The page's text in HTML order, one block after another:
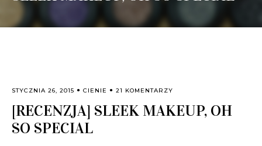
STYCZNIA 26, 2015 CIENIE 21 KOMENTARZY
[RECENZJA] SLEEK MAKEUP, OH
SO SPECIAL